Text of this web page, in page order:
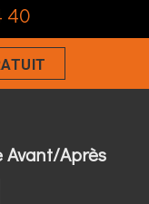
40
Avant/Après